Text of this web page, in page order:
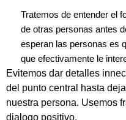
Tratemos de entender el
de otras personas antes
esperan las personas es
que efectivamente le
Evitemos dar detalles
del punto central hasta
nuestra persona. Usemos
dialogo positivo.